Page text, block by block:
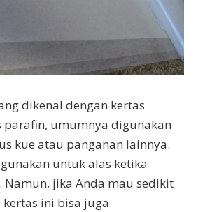
dikenal dengan kertas
parafin, umumnya digunakan
kue atau panganan lainnya.
untuk alas ketika
Namun, jika Anda mau sedikit
ini bisa juga